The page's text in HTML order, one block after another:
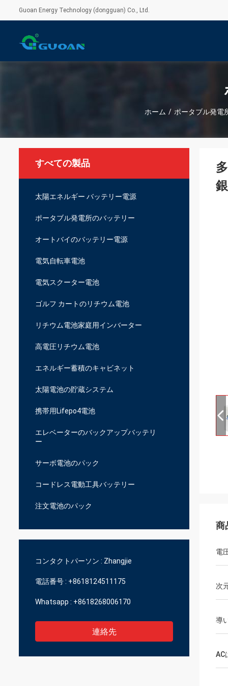
Guoan Energy Technology (dongguan) Co., Ltd.
ホーム / ポータブル発電
すべての製品
太陽エネルギー バッテリー電源
ポータブル発電所のバッテリー
オートバイのバッテリー電源
電気自転車電池
電気スクーター電池
ゴルフ カートのリチウム電池
リチウム電池家庭用インバーター
高電圧リチウム電池
エネルギー蓄積のキャビネット
太陽電池の貯蔵システム
携帯用Lifepo4電池
エレベーターのバックアップバッテリ
ー
サーボ電池のパック
コードレス電動工具バッテリー
注文電池のパック
コンタクトパーソン : Zhangjie
電話番号 : +8618124511175
Whatsapp : +8618268006170
連絡先
商
電
次
導
AC